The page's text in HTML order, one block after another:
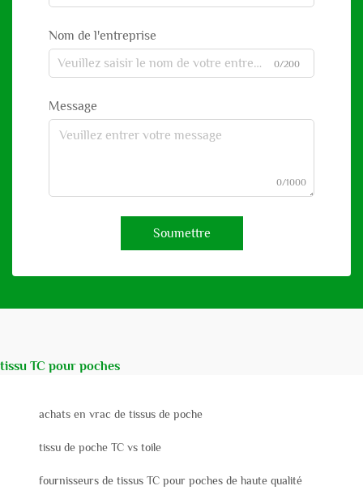
Nom de l'entreprise
0/200
Message
0/1000
Soumettre
tissu TC pour poches
achats en vrac de tissus de poche
tissu de poche TC vs toile
fournisseurs de tissus TC pour poches de haute qualité